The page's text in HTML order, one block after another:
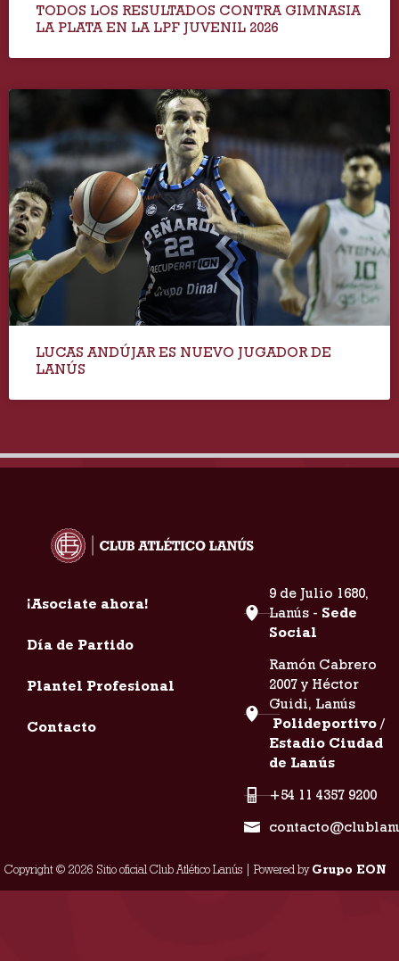
TODOS LOS RESULTADOS CONTRA GIMNASIA
LA PLATA EN LA LPF JUVENIL 2026
LUCAS ANDÚJAR ES NUEVO JUGADOR DE
LANÚS
¡Asociate ahora!
Día de Partido
Plantel Profesional
Contacto
9 de Julio 1680,
Lanús - Sede
Social
Ramón Cabrero
2007 y Héctor
Guidi, Lanús
Polideportivo /
Estadio Ciudad
de Lanús
+54 11 4357 9200
Copyright © 2026 Sitio oficial Club Atlético Lanús | Powered byGrupo EON